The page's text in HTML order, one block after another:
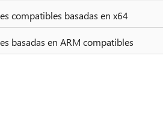
compatibles basadas en x64
basadas en ARM compatibles